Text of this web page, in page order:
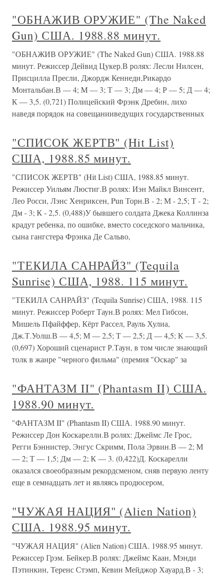
"ОБНАЖИВ ОРУЖИЕ" (The Naked
Gun) США. 1988.88 минут.
"ОБНАЖИВ ОРУЖИЕ" (The Naked Gun) США. 1988.88
минут. Режиссер Дейвид Цукер.В ролях: Лесли Нилсен,
Присцилла Пресли, Джордж Кеннеди,Рикардо
Монтальбан.В — 4; М — 3; Т — 3; Дм — 4; Р — 5; Д — 4;
К — 3,5. (0,721) Полицейский Фрэнк Дребин, лихо
наведя порядок на совещанииведущих государственных
"СПИСОК ЖЕРТВ" (Hit List)
США, 1988.85 минут.
"СПИСОК ЖЕРТВ" (Hit List) США, 1988.85 минут.
Режиссер Уильям Люстиг.В ролях: Иэн Майкл Винсент,
Лео Росси, Лэнс Хенриксен, Pun Торн.В - 2; М - 2,5; Т - 2;
Дм - 3; К - 2,5. (0,488)У бывшего солдата Джека Коллинза
крадут ребенка, по ошибке, вместо соседского мальчика,
сына гангстера Фрэнка Де Сальво,
"ТЕКИЛА САНРАЙЗ" (Tequila
Sunrise) США, 1988. 115 минут.
"ТЕКИЛА САНРАЙЗ" (Tequila Sunrise) США, 1988. 115
минут. Режиссер Роберт Таун.В ролях: Мел Гибсон,
Мишель Пфайффер, Кёрт Рассел, Рауль Хулиа,
Дж.Т.Уолш.В — 4,5; М — 2,5; Т — 2,5; Д — 4,5; К — 3,5.
(0,697) Хороший сценарист Р.Таун, в том числе знающий
толк в жанре "черного фильма" (премия "Оскар" за
"ФАНТАЗМ II" (Phantasm II) США.
1988.90 минут.
"ФАНТАЗМ II" (Phantasm II) США. 1988.90 минут.
Режиссер Дон Коскарелли.В ролях: Джеймс Ле Грос,
Регги Бэннистер, Энгус Скримм, Пола Эрвин.В — 2; М
— 2; Т — 1,5; Дм — 2; К — 3. (0,422)Д. Коскарелли
оказался своеобразным рекордсменом, сняв первую ленту
еще в семнадцать лет и являясь продюсером,
"ЧУЖАЯ НАЦИЯ" (Alien Nation)
США. 1988.95 минут.
"ЧУЖАЯ НАЦИЯ" (Alien Nation) США. 1988.95 минут.
Режиссер Грэм. Бейкер.В ролях: Джеймс Каан, Мэнди
Пэтинкин, Теренс Стэмп, Кевин Мейджор Хауард.В - 3;